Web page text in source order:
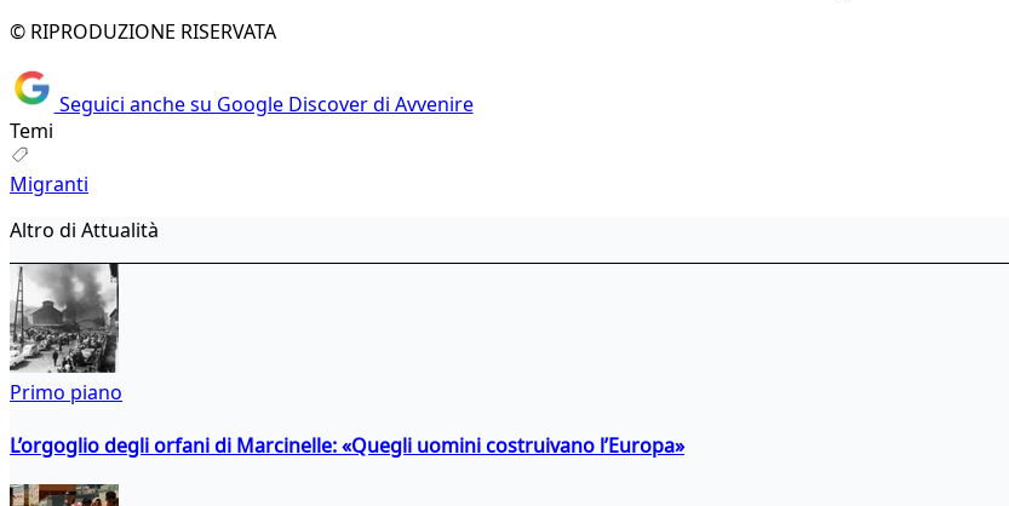
© RIPRODUZIONE RISERVATA
Seguici anche su Google Discover di Avvenire
Temi
Migranti
Altro di Attualità
Primo piano
L’orgoglio degli orfani di Marcinelle: «Quegli uomini costruivano l’Europa»